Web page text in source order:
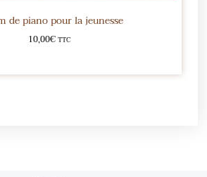
de piano pour la jeunesse
10,00€TTC